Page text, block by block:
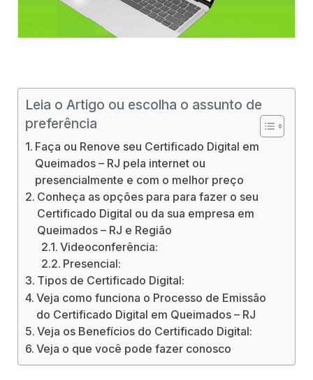
Leia o Artigo ou escolha o assunto de
preferência
Faça ou Renove seu Certificado Digital em
Queimados – RJ pela internet ou
presencialmente e com o melhor preço
Conheça as opções para para fazer o seu
Certificado Digital ou da sua empresa em
Queimados – RJ e Região
Videoconferência:
Presencial:
Tipos de Certificado Digital:
Veja como funciona o Processo de Emissão
do Certificado Digital em Queimados – RJ
Veja os Benefícios do Certificado Digital:
Veja o que você pode fazer conosco